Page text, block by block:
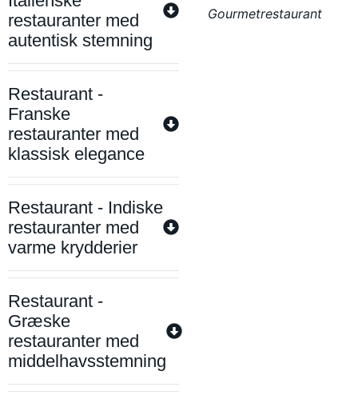
restauranter med
autentisk stemning
Restaurant -
Franske
restauranter med
klassisk elegance
Restaurant - Indiske
restauranter med
varme krydderier
Restaurant -
Græske
restauranter med
middelhavsstemning
Gourmetrestaurant